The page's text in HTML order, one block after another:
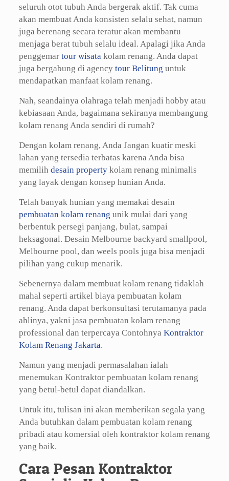
seluruh otot tubuh Anda bergerak aktif. Tak cuma
akan membuat Anda konsisten selalu sehat, namun
juga berenang secara teratur akan membantu
menjaga berat tubuh selalu ideal. Apalagi jika Anda
penggemar tour wisatakolam renang. Anda dapat
juga bergabung di agency tour Belitung untuk
mendapatkan manfaat kolam renang.
Nah, seandainya olahraga telah menjadi hobby atau
kebiasaan Anda, bagaimana sekiranya membangung
kolam renang Anda sendiri di rumah?
Dengan kolam renang, Anda Jangan kuatir meski
lahan yang tersedia terbatas karena Anda bisa
memilih desain propertykolam renang minimalis
yang layak dengan konsep hunian Anda.
Telah banyak hunian yang memakai desain
pembuatan kolam renang unik mulai dari yang
berbentuk persegi panjang, bulat, sampai
heksagonal. Desain Melbourne backyard smallpool,
Melbourne pool, dan weels pools juga bisa menjadi
pilihan yang cukup menarik.
Sebenernya dalam membuat kolam renang tidaklah
mahal seperti artikel biaya pembuatan kolam
renang. Anda dapat berkonsultasi terutamanya pada
ahlinya, yakni jasa pembuatan kolam renang
professional dan terpercaya Contohnya Kontraktor
Kolam Renang Jakarta.
Namun yang menjadi permasalahan ialah
menemukan Kontraktor pembuatan kolam renang
yang betul-betul dapat diandalkan.
Untuk itu, tulisan ini akan memberikan segala yang
Anda butuhkan dalam pembuatan kolam renang
pribadi atau komersial oleh kontraktor kolam renang
yang baik.
Cara Pesan Kontraktor